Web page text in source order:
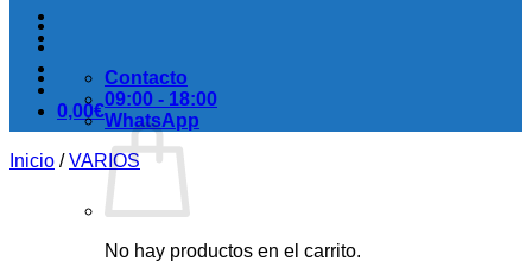
0,00€
No hay productos en el carrito.
Contacto
09:00 - 18:00
WhatsApp
Inicio / VARIOS